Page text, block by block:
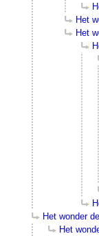
Het
Het
Het wonder
Het